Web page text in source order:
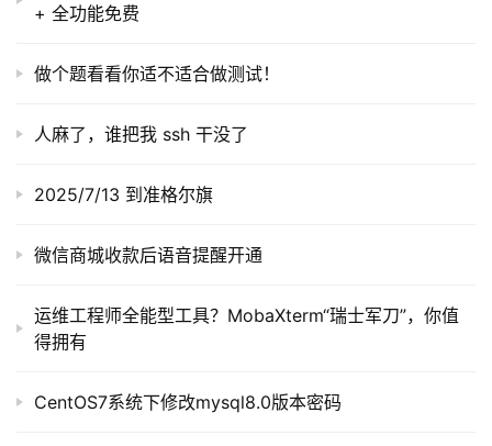
+ 全功能免费
做个题看看你适不适合做测试！
人麻了，谁把我 ssh 干没了
2025/7/13 到准格尔旗
微信商城收款后语音提醒开通
运维工程师全能型工具？MobaXterm“瑞士军刀”，你值
得拥有
CentOS7系统下修改mysql8.0版本密码